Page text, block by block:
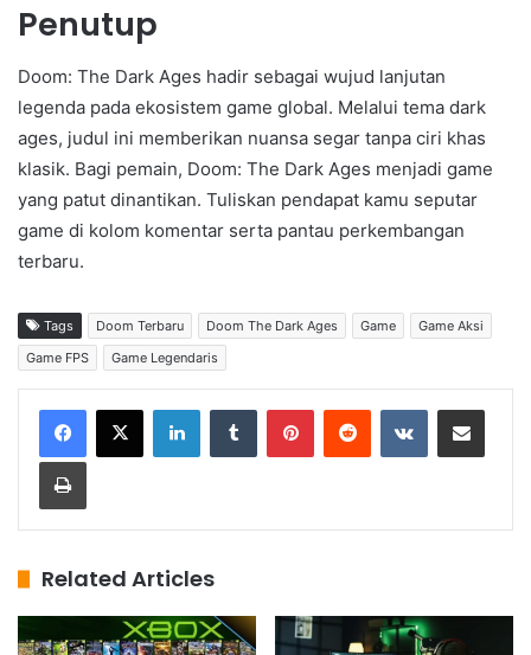
Penutup
Doom: The Dark Ages hadir sebagai wujud lanjutan
legenda pada ekosistem game global. Melalui tema dark
ages, judul ini memberikan nuansa segar tanpa ciri khas
klasik. Bagi pemain, Doom: The Dark Ages menjadi game
yang patut dinantikan. Tuliskan pendapat kamu seputar
game di kolom komentar serta pantau perkembangan
terbaru.
Tags Doom Terbaru Doom The Dark Ages Game
Game Aksi
Game FPS
Game Legendaris
Related Articles